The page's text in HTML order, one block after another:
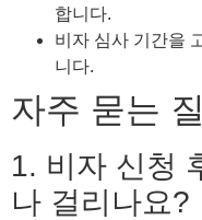
합니다.
비자 심사 기간을
니다.
자주 묻는
1. 비자 신청
나 걸리나요?